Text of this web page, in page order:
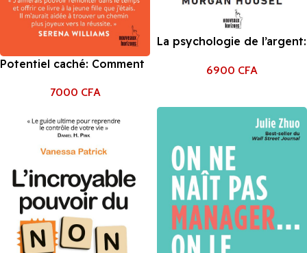
Potentiel caché: Comment
choses de Adam Grant
7000 CFA
La psychologie de l’argent:
intemporelles sur la
6900 CFA